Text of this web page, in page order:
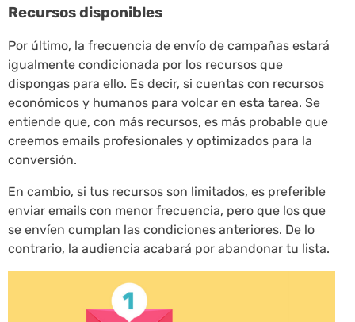
Recursos disponibles
Por último, la frecuencia de envío de campañas estará
igualmente condicionada por los recursos que
dispongas para ello. Es decir, si cuentas con recursos
económicos y humanos para volcar en esta tarea. Se
entiende que, con más recursos, es más probable que
creemos emails profesionales y optimizados para la
conversión.
En cambio, si tus recursos son limitados, es preferible
enviar emails con menor frecuencia, pero que los que
se envíen cumplan las condiciones anteriores. De lo
contrario, la audiencia acabará por abandonar tu lista.